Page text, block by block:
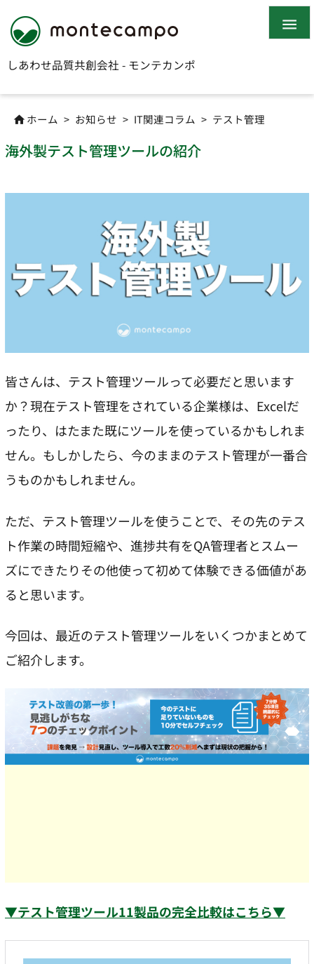
しあわせ品質共創会社 - モンテカンポ

 ホーム > お知らせ > IT関連コラム > テスト管理
海外製テスト管理ツールの紹介
皆さんは、テスト管理ツールって必要だと思います
か？現在テスト管理をされている企業様は、Excelだ
ったり、はたまた既にツールを使っているかもしれま
せん。もしかしたら、今のままのテスト管理が一番合
うものかもしれません。
ただ、テスト管理ツールを使うことで、その先のテス
ト作業の時間短縮や、進捗共有をQA管理者とスムー
ズにできたりその他使って初めて体験できる価値があ
ると思います。
今回は、最近のテスト管理ツールをいくつかまとめて
ご紹介します。
▼テスト管理ツール11製品の完全比較はこちら▼